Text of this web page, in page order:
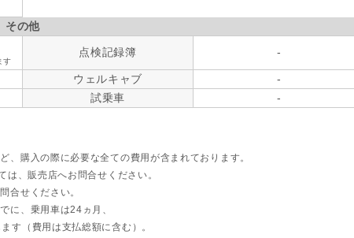
その他
す
点検記録簿 -
ウェルキャブ
-
試乗車 -
購入の際に必要な全ての費用が含まれております。
は、販売店へお問合せください。
合せください。
に、乗用車は24ヵ月、
す（費用は支払総額に含む）。